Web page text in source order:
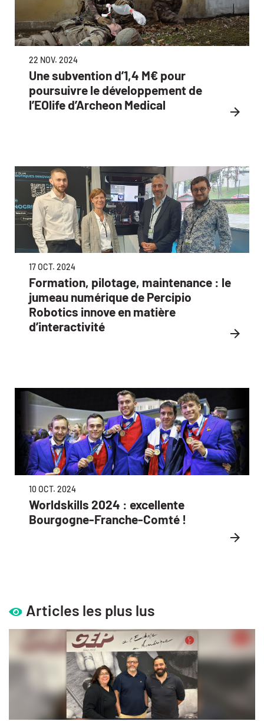
22 NOV. 2024
Une subvention d’1,4 M€ pour
poursuivre le développement de
l’EOlife d’Archeon Medical
17 OCT. 2024
Formation, pilotage, maintenance : le
jumeau numérique de Percipio
Robotics innove en matière
d’interactivité
10 OCT. 2024
Worldskills 2024 : excellente
Bourgogne-Franche-Comté !
Articles les plus lus